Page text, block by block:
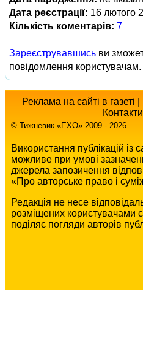
Дата реєстрації: 16 лютого
Кількість коментарів: 7
Зареєструвавшись ви
повідомлення користувачам.
Реклама на сайті в газеті
Контакти
© Тижневик «EХO» 2009 - 2026
Використання публікацій із
можливе при умові
джерела запозичення
«Про авторське право і
Редакція не несе
розміщених користувачами
поділяє погляди авторів